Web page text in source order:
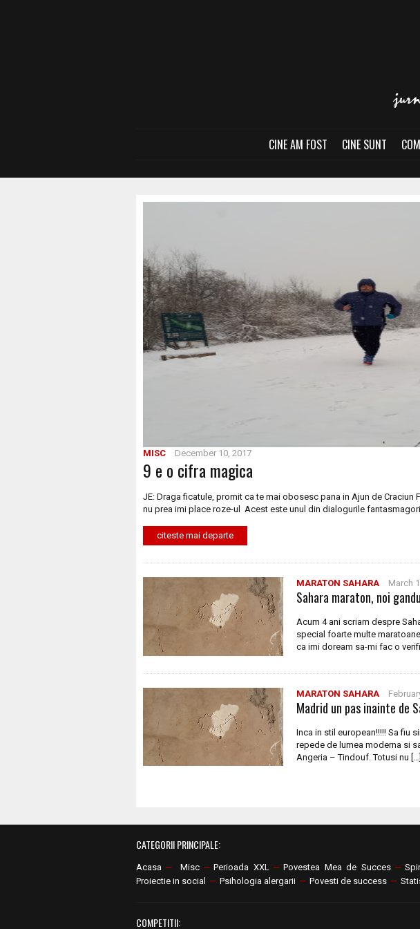
CINE AM FOST CINE SUNT
MISC December 10, 2017
9 e o cifra magica
JE: Draga ficatule, promit ca te mai obosesc pana in Ajun de Craciun
nu prea imi place roze-ul Acest este unul din dialogurile
citeste mai departe
MARATON SAHARA March
Sahara maraton, noi
Acum 4 ani scriam despre
special foarte multe
ca imi doream sa-mi fac o
MARATON SAHARA
Madrid un pas inainte de
Inca in stil european!!!!! Sa fiu
repede de lumea moderna si
Angeria – Tindouf. Totusi nu […]
CATEGORII PRINCIPALE:
Acasa — Misc — Perioada XXL — Povestea Mea de Succes —
Proiectie in social
— Psihologia alergarii — Povesti de success —
COMPETITII: